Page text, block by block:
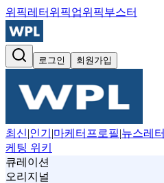
위픽레터 위픽업위픽부스터
로그인 회원가입
최신|인기 |마케터프로필|뉴스레터
케팅 위키
큐레이션
오리지널